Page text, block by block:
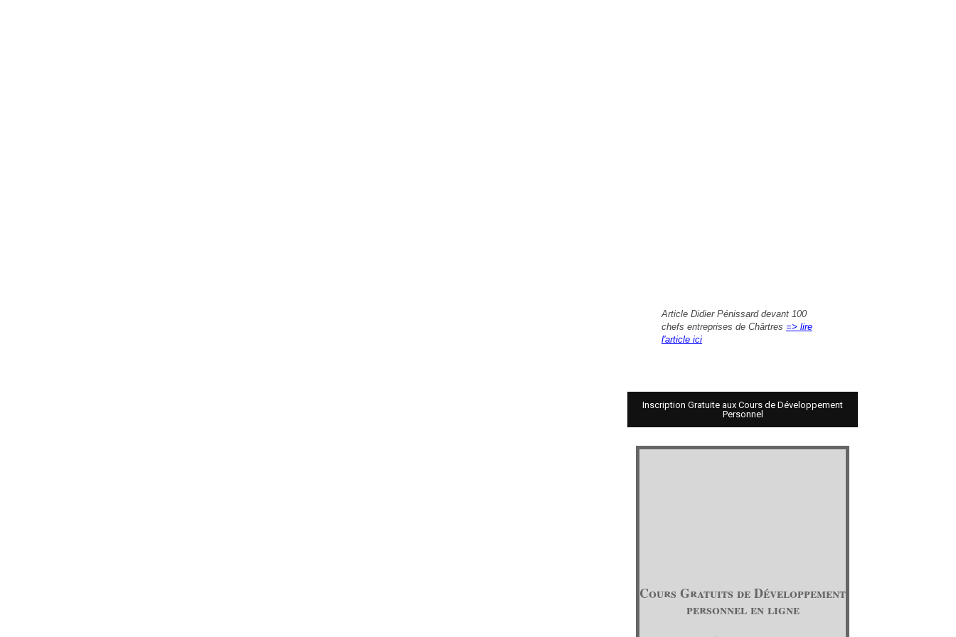
Article Didier Pénissard devant 100
chefs entreprises de Chârtres => lire
l'article ici
Inscription Gratuite aux Cours de Développement
Personnel
Cours Gratuits de Développement
personnel en ligne